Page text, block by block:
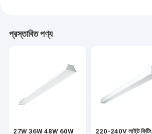
প্রস্তাবিত পণ্য
27W 36W 48W 60W 220-240V লাইট ফিটিং